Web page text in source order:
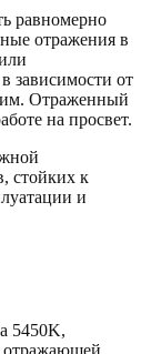
равномерно
отражения в
зависимости от
Отраженный
на просвет.
стойких к
и
5450K,
отражающей